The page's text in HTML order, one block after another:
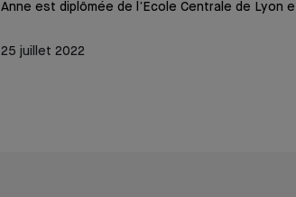
Anne est diplômée de l’Ecole Centrale de Lyon
25 juillet 2022